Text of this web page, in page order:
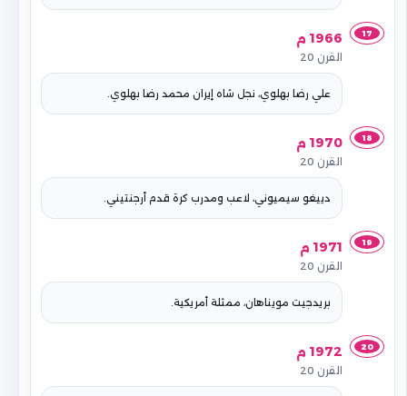
17 1966 م
القرن 20
علي رضا بهلوي، نجل شاه إيران محمد رضا بهلوي.
18 1970 م
القرن 20
دييغو سيميوني، لاعب ومدرب كرة قدم أرجنتيني.
19 1971 م
القرن 20
بريدجيت مويناهان، ممثلة أمريكية.
20 1972 م
القرن 20